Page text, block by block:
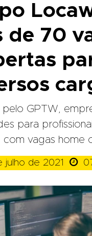
de 70
pelo GPTW,
para
com vagas home
julho de 2021 